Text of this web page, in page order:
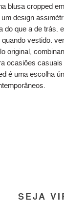
blusa cropped
design
do que a de trás.
vestido.
original,
ocasiões
é uma escolha
SEJA